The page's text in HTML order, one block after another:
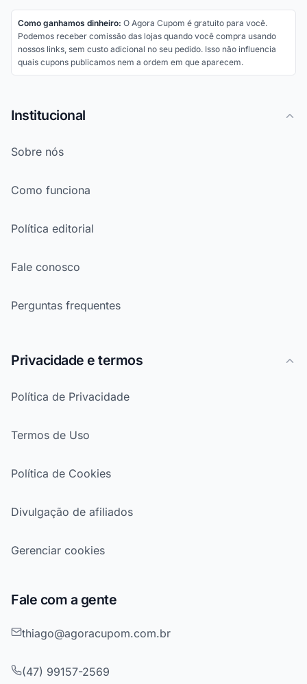
Como ganhamos dinheiro: O Agora Cupom é gratuito para você.
Podemos receber comissão das lojas quando você compra usando
nossos links, sem custo adicional no seu pedido. Isso não influencia
quais cupons publicamos nem a ordem em que aparecem.
Institucional
Sobre nós
Como funciona
Política editorial
Fale conosco
Perguntas frequentes
Privacidade e termos
Política de Privacidade
Termos de Uso
Política de Cookies
Divulgação de afiliados
Gerenciar cookies
Fale com a gente
thiago@agoracupom.com.br
(47) 99157-2569